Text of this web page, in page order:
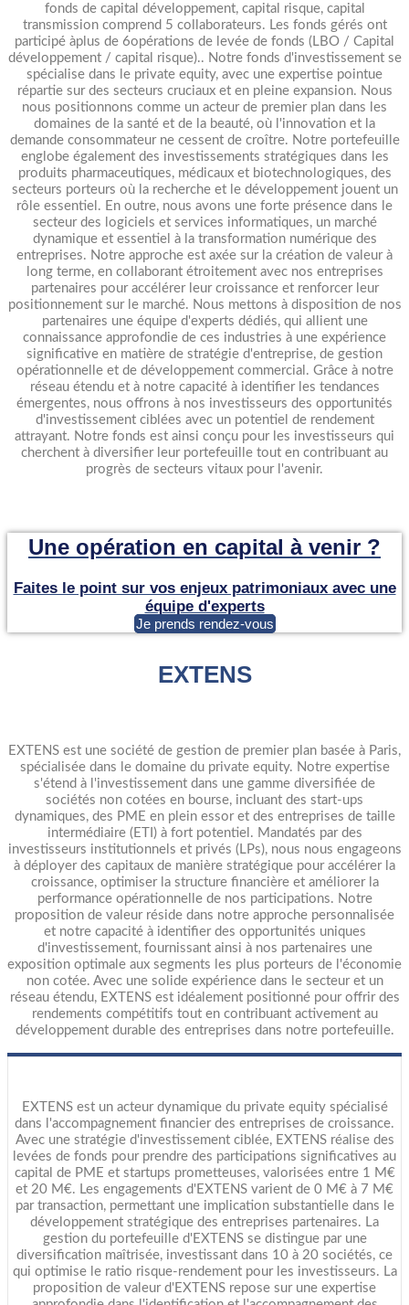
fonds de capital développement, capital risque, capital
transmission comprend 5 collaborateurs. Les fonds gérés ont
participé àplus de 6opérations de levée de fonds (LBO / Capital
développement / capital risque).. Notre fonds d'investissement se
spécialise dans le private equity, avec une expertise pointue
répartie sur des secteurs cruciaux et en pleine expansion. Nous
nous positionnons comme un acteur de premier plan dans les
domaines de la santé et de la beauté, où l'innovation et la
demande consommateur ne cessent de croître. Notre portefeuille
englobe également des investissements stratégiques dans les
produits pharmaceutiques, médicaux et biotechnologiques, des
secteurs porteurs où la recherche et le développement jouent un
rôle essentiel. En outre, nous avons une forte présence dans le
secteur des logiciels et services informatiques, un marché
dynamique et essentiel à la transformation numérique des
entreprises. Notre approche est axée sur la création de valeur à
long terme, en collaborant étroitement avec nos entreprises
partenaires pour accélérer leur croissance et renforcer leur
positionnement sur le marché. Nous mettons à disposition de nos
partenaires une équipe d'experts dédiés, qui allient une
connaissance approfondie de ces industries à une expérience
significative en matière de stratégie d'entreprise, de gestion
opérationnelle et de développement commercial. Grâce à notre
réseau étendu et à notre capacité à identifier les tendances
émergentes, nous offrons à nos investisseurs des opportunités
d'investissement ciblées avec un potentiel de rendement
attrayant. Notre fonds est ainsi conçu pour les investisseurs qui
cherchent à diversifier leur portefeuille tout en contribuant au
progrès de secteurs vitaux pour l'avenir.
Une opération en capital à venir ?
Faites le point sur vos enjeux patrimoniaux avec une
équipe d'experts
Je prends rendez-vous
EXTENS
EXTENS est une société de gestion de premier plan basée à Paris,
spécialisée dans le domaine du private equity. Notre expertise
s'étend à l'investissement dans une gamme diversifiée de
sociétés non cotées en bourse, incluant des start-ups
dynamiques, des PME en plein essor et des entreprises de taille
intermédiaire (ETI) à fort potentiel. Mandatés par des
investisseurs institutionnels et privés (LPs), nous nous engageons
à déployer des capitaux de manière stratégique pour accélérer la
croissance, optimiser la structure financière et améliorer la
performance opérationnelle de nos participations. Notre
proposition de valeur réside dans notre approche personnalisée
et notre capacité à identifier des opportunités uniques
d'investissement, fournissant ainsi à nos partenaires une
exposition optimale aux segments les plus porteurs de l'économie
non cotée. Avec une solide expérience dans le secteur et un
réseau étendu, EXTENS est idéalement positionné pour offrir des
rendements compétitifs tout en contribuant activement au
développement durable des entreprises dans notre portefeuille.
EXTENS est un acteur dynamique du private equity spécialisé
dans l'accompagnement financier des entreprises de croissance.
Avec une stratégie d'investissement ciblée, EXTENS réalise des
levées de fonds pour prendre des participations significatives au
capital de PME et startups prometteuses, valorisées entre 1 M€
et 20 M€. Les engagements d'EXTENS varient de 0 M€ à 7 M€
par transaction, permettant une implication substantielle dans le
développement stratégique des entreprises partenaires. La
gestion du portefeuille d'EXTENS se distingue par une
diversification maîtrisée, investissant dans 10 à 20 sociétés, ce
qui optimise le ratio risque-rendement pour les investisseurs. La
proposition de valeur d'EXTENS repose sur une expertise